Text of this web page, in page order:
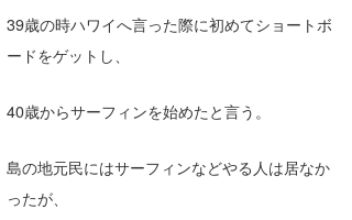
39歳の時ハワイへ言った際に初めてショートボ
ードをゲットし、
40歳からサーフィンを始めたと言う。
島の地元民にはサーフィンなどやる人は居なか
ったが、